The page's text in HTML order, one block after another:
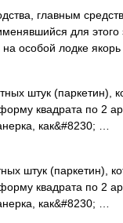
главным
для этого
на особой лодке
штук (паркетин),
квадрата по 2
как&#8230; …
штук (паркетин),
квадрата по 2
как&#8230; …